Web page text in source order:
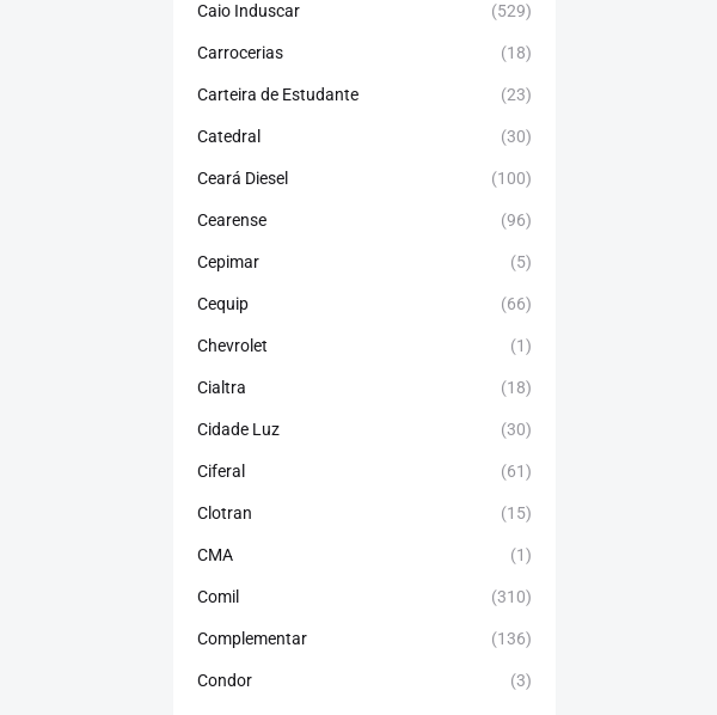
Caio Induscar (529)
Carrocerias (18)
Carteira de Estudante (23)
Catedral (30)
Ceará Diesel (100)
Cearense (96)
Cepimar (5)
Cequip (66)
Chevrolet (1)
Cialtra (18)
Cidade Luz (30)
Ciferal (61)
Clotran (15)
CMA (1)
Comil (310)
Complementar (136)
Condor (3)